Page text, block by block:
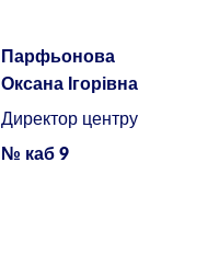
Парфьонова
Оксана Ігорівна
Директор центру
№ каб 9